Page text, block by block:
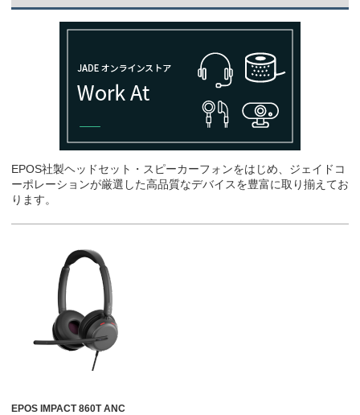
EPOS社製ヘッドセット・スピーカーフォンをはじめ、ジェイドコ
ーポレーションが厳選した高品質なデバイスを豊富に取り揃えてお
ります。
EPOS IMPACT 860T ANC